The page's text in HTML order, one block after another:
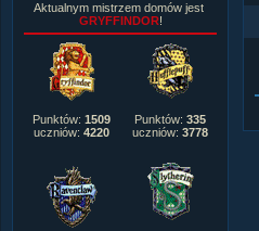
Aktualnym mistrzem domów jest
GRYFFINDOR!
Punktów: 1509
uczniów: 4220
Punktów: 335
uczniów: 3778